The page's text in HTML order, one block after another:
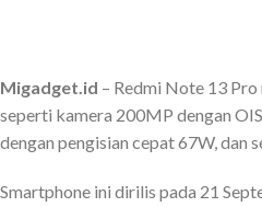
Migadget.id – Redmi Note 13
seperti kamera 200MP dengan
dengan pengisian cepat 67W, dan
Smartphone ini dirilis pada 21